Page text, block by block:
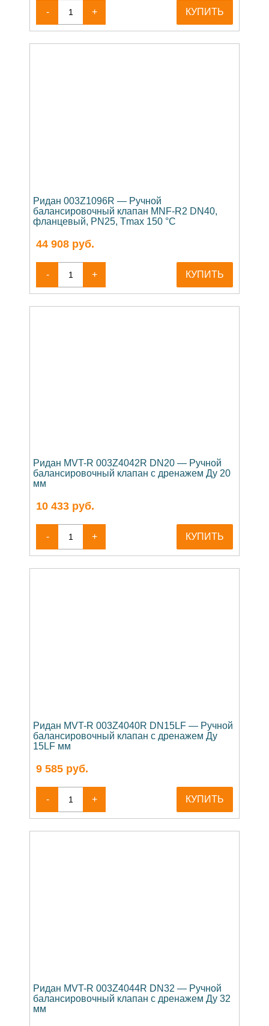
- + КУПИТЬ
Ридан 003Z1096R — Ручной
балансировочный клапан MNF-R2 DN40,
фланцевый, PN25, Tmax 150 °C
44 908 руб.
- + КУПИТЬ
Ридан MVT-R 003Z4042R DN20 — Ручной
балансировочный клапан с дренажем Ду 20
мм
10 433 руб.
- + КУПИТЬ
Ридан MVT-R 003Z4040R DN15LF — Ручной
балансировочный клапан с дренажем Ду
15LF мм
9 585 руб.
- + КУПИТЬ
Ридан MVT-R 003Z4044R DN32 — Ручной
балансировочный клапан с дренажем Ду 32
мм